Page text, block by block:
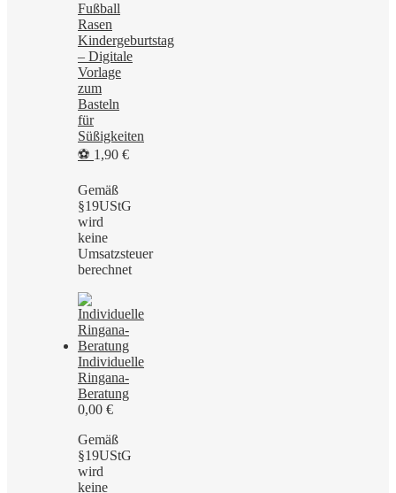
Fußball
Rasen
Kindergeburtstag
– Digitale
Vorlage
zum
Basteln
für
Süßigkeiten
⚽ 1,90 €
Gemäß
§19UStG
wird
keine
Umsatzsteuer
berechnet
Individuelle
Ringana-
Beratung
0,00 €
Gemäß
§19UStG
wird
keine